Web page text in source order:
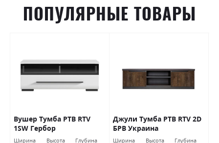
ПОПУЛЯРНЫЕ ТОВАРЫ
Вушер Тумба РТВ RTV
1SW Гербор
Ширина Высота Глубина
Джули Тумба РТВ RTV 2D
БРВ ​​Украина
Ширина Высота Глубина